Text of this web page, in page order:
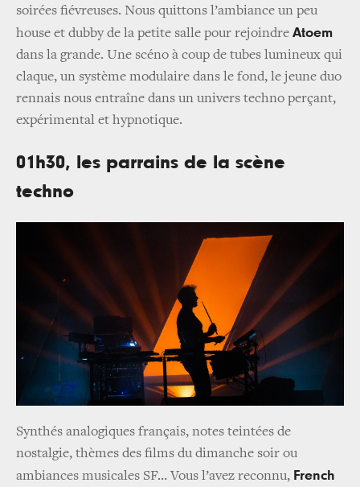
soirées fiévreuses. Nous quittons l’ambiance un peu
house et dubby de la petite salle pour rejoindre Atoem
dans la grande. Une scéno à coup de tubes lumineux qui
claque, un système modulaire dans le fond, le jeune duo
rennais nous entraîne dans un univers techno perçant,
expérimental et hypnotique.
01h30, les parrains de la scène
techno
Synthés analogiques français, notes teintées de
nostalgie, thèmes des films du dimanche soir ou
ambiances musicales SF… Vous l’avez reconnu, French